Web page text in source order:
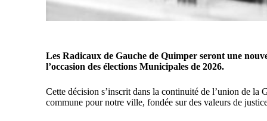
Les Radicaux de Gauche de Quimper seront une
l’occasion des élections Municipales de 2026.
Cette décision s’inscrit dans la continuité de l’union de
commune pour notre ville, fondée sur des valeurs de